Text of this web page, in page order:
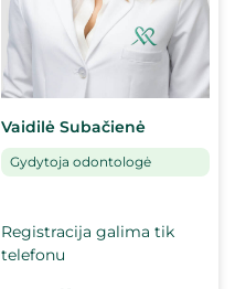
Vaidilė Subačienė
Gydytoja odontologė
Registracija galima tik
telefonu